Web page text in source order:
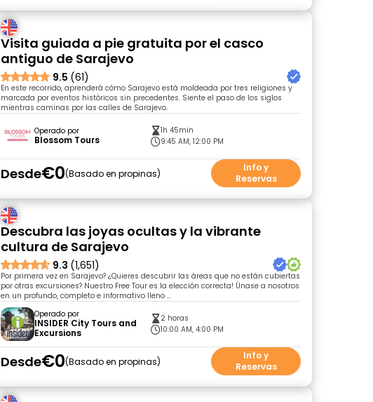
Visita guiada a pie gratuita por el casco
antiguo de Sarajevo
9.5 (61)
En este recorrido, aprenderá cómo Sarajevo está moldeada por tres religiones y
marcada por eventos históricos sin precedentes. Siente el paso de los siglos
mientras caminas por las calles de Sarajevo.
Operado por
Blossom Tours
1h 45min
9:45 AM, 12:00 PM
Desde€0 Basado en propinas
Info y
Reservas
Descubra las joyas ocultas y la vibrante
cultura de Sarajevo
9.3 (1,651)
Por primera vez en Sarajevo? ¿Quieres descubrir las áreas que no están cubiertas
por otras excursiones? Nuestro Free Tour es la elección correcta! Únase a nosotros
en un profundo, completo e informativo lleno ...
Operado por
INSIDER City Tours and
Excursions
2 horas
10:00 AM, 4:00 PM
Desde€0 Basado en propinas
Info y
Reservas